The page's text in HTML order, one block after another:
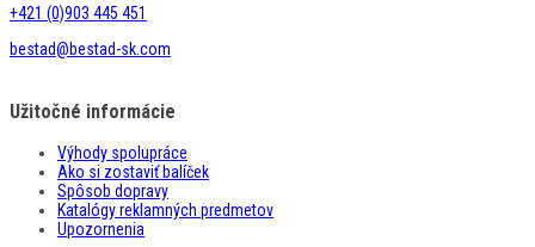
+421 (0)903 445 451
bestad@bestad-sk.com
Užitočné informácie
Výhody spolupráce
Ako si zostaviť balíček
Spôsob dopravy
Katalógy reklamných predmetov
Upozornenia